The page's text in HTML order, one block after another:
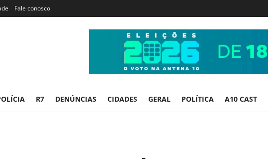
Fale conosco
R7 DENÚNCIAS CIDADES GERAL POLÍTICA A10 CAST